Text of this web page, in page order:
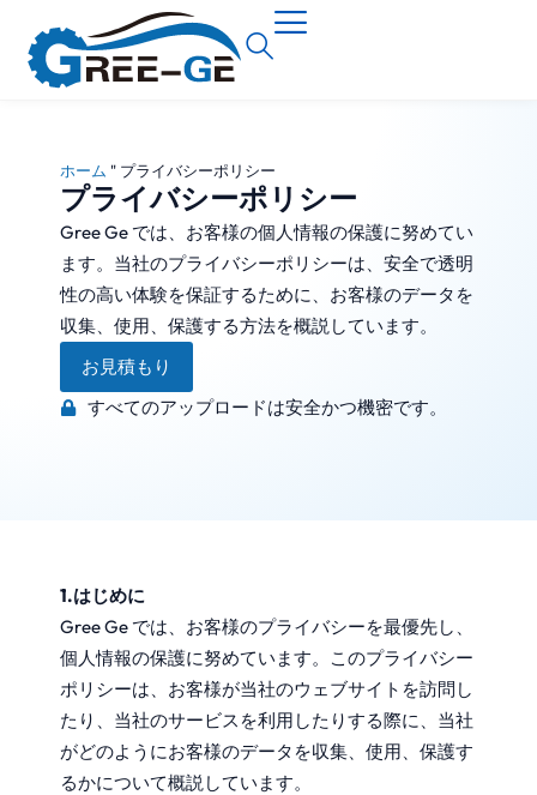
ホーム " プライバシーポリシー
プライバシーポリシー
Gree Ge では、お客様の個人情報の保護に努めてい
ます。当社のプライバシーポリシーは、安全で透明
性の高い体験を保証するために、お客様のデータを
収集、使用、保護する方法を概説しています。
お見積もり
すべてのアップロードは安全かつ機密です。
1.はじめに
Gree Ge では、お客様のプライバシーを最優先し、
個人情報の保護に努めています。このプライバシー
ポリシーは、お客様が当社のウェブサイトを訪問し
たり、当社のサービスを利用したりする際に、当社
がどのようにお客様のデータを収集、使用、保護す
るかについて概説しています。